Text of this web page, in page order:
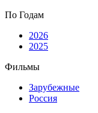
По Годам
2026
2025
Фильмы
Зарубежные
Россия